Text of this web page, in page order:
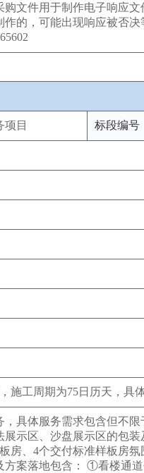
文件用于制作电子响应
的，可能出现响应被否决
项目 标段编号
施工周期为75日历天，具
具体服务需求包含但不
示区、沙盘展示区的包
房、4个交付标准样板房
方案落地包含： ①看楼通